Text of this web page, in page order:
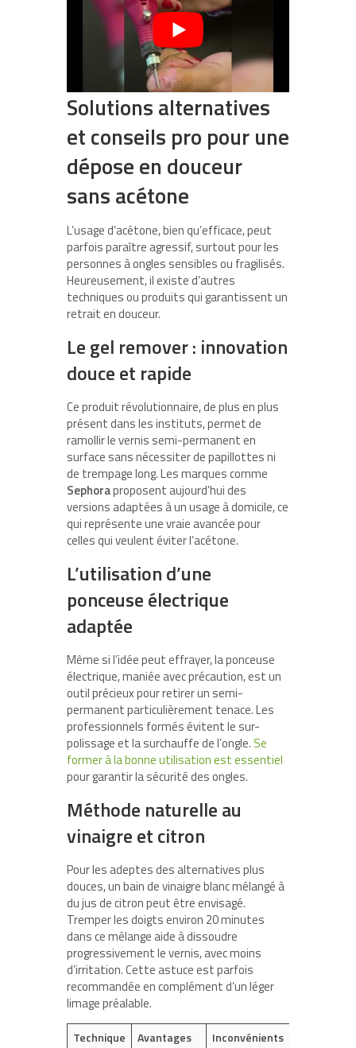
Solutions alternatives
et conseils pro pour une
dépose en douceur
sans acétone
L’usage d’acétone, bien qu’efficace, peut
parfois paraître agressif, surtout pour les
personnes à ongles sensibles ou fragilisés.
Heureusement, il existe d’autres
techniques ou produits qui garantissent un
retrait en douceur.
Le gel remover : innovation
douce et rapide
Ce produit révolutionnaire, de plus en plus
présent dans les instituts, permet de
ramollir le vernis semi-permanent en
surface sans nécessiter de papillottes ni
de trempage long. Les marques comme
Sephoraproposent aujourd’hui des
versions adaptées à un usage à domicile, ce
qui représente une vraie avancée pour
celles qui veulent éviter l’acétone.
L’utilisation d’une
ponceuse électrique
adaptée
Même si l’idée peut effrayer, la ponceuse
électrique, maniée avec précaution, est un
outil précieux pour retirer un semi-
permanent particulièrement tenace. Les
professionnels formés évitent le sur-
polissage et la surchauffe de l’ongle. Se
former à la bonne utilisation est essentiel
pour garantir la sécurité des ongles.
Méthode naturelle au
vinaigre et citron
Pour les adeptes des alternatives plus
douces, un bain de vinaigre blanc mélangé à
du jus de citron peut être envisagé.
Tremper les doigts environ 20 minutes
dans ce mélange aide à dissoudre
progressivement le vernis, avec moins
d’irritation. Cette astuce est parfois
recommandée en complément d’un léger
limage préalable.
Technique Avantages Inconvénients